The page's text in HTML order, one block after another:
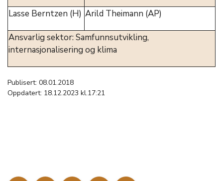
Lasse Berntzen (H) Arild Theimann (AP)
Ansvarlig sektor: Samfunnsutvikling,
internasjonalisering og klima
Publisert: 08.01.2018
Oppdatert: 18.12.2023 kl.17:21